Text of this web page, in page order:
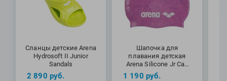
Сланцы детские Arena
Hydrosoft II Junior
Sandals
2 890 руб.
Шапочка для
плавания детская
Arena Silicone Jr Cap
(6-12 лет)
1 190 руб.